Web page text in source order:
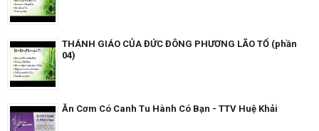
THÁNH GIÁO CỦA ĐỨC ĐÔNG PHƯƠNG LÃO TỔ (phần
04)
Ăn Cơm Có Canh Tu Hành Có Bạn - TTV Huệ Khải